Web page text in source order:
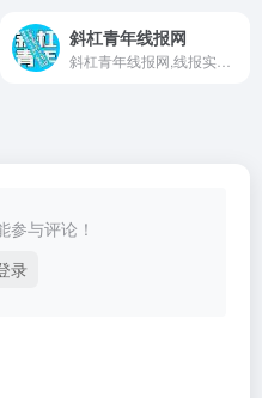
斜杠青年线报网
参与评论！
录